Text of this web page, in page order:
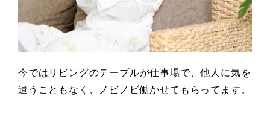
今ではリビングのテーブルが仕事場で、他人に気を
遣うこともなく、ノビノビ働かせてもらってます。